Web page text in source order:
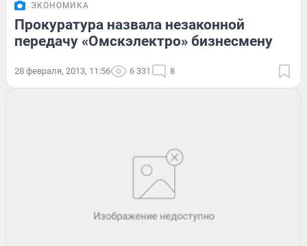
ЭКОНОМИКА
Прокуратура назвала незаконной
передачу «Омскэлектро» бизнесмену
28 февраля, 2013, 11:56 6 331 8